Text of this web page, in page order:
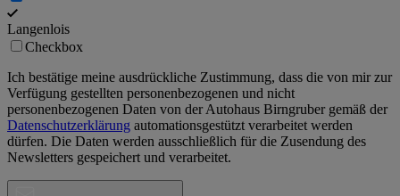
Langenlois
Checkbox
Ich bestätige meine ausdrückliche Zustimmung, dass die von mir zur
Verfügung gestellten personenbezogenen und nicht
personenbezogenen Daten von derAutohaus Birngrubergemäß der
Datenschutzerklärung automationsgestützt verarbeitet werden
dürfen. Die Daten werden ausschließlich für die Zusendung des
Newsletters gespeichert und verarbeitet.